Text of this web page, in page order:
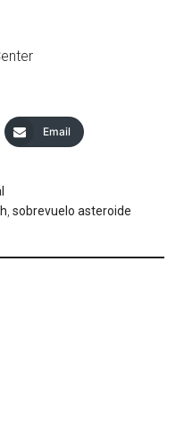
Email
,sobrevuelo asteroide